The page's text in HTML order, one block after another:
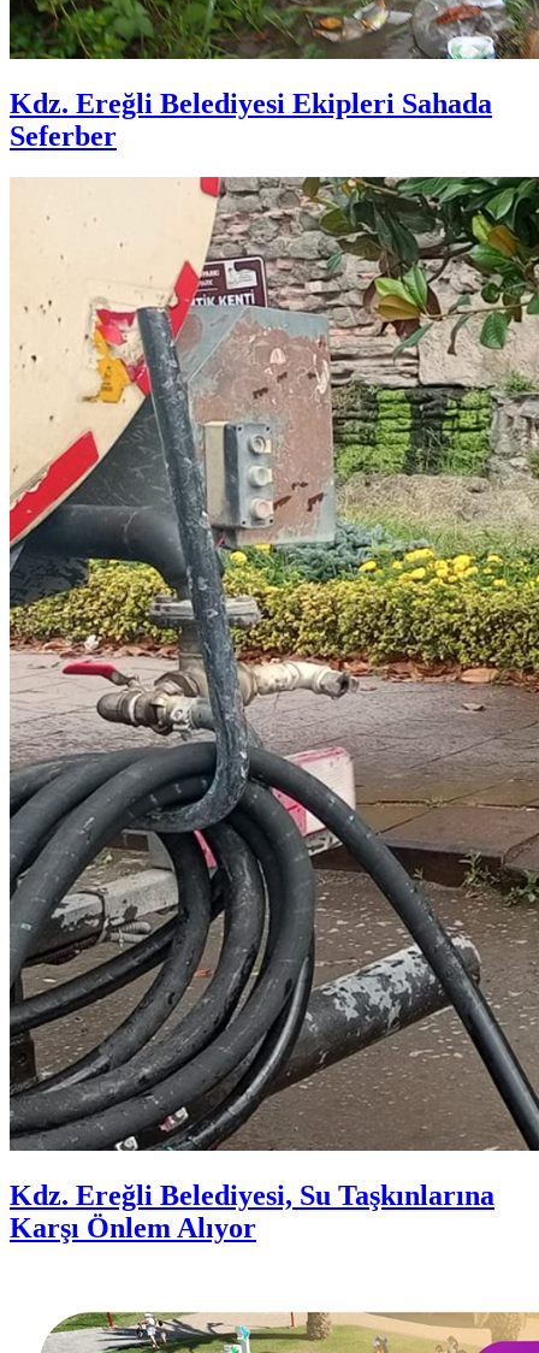
Kdz. Ereğli Belediyesi Ekipleri Sahada
Seferber
Kdz. Ereğli Belediyesi, Su Taşkınlarına
Karşı Önlem Alıyor